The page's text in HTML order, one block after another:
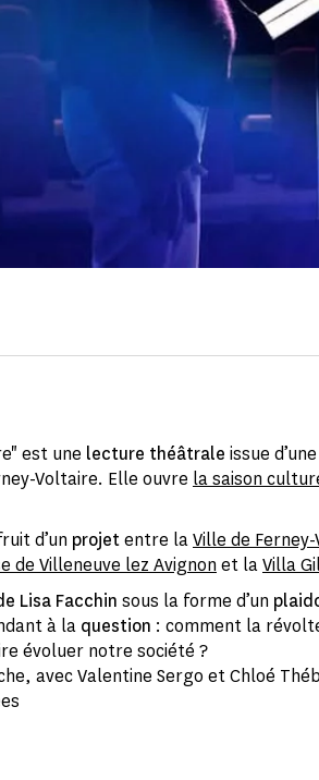
est une lecture théâtrale issue
Voltaire. Elle ouvre la saison
d’un projetentre laVille de
de Villeneuve lez Avignon et laVilla
Lisa Facchin sous la forme d’un
à la question : comment la
évoluer notre société ?
avec Valentine Sergo et Chloé